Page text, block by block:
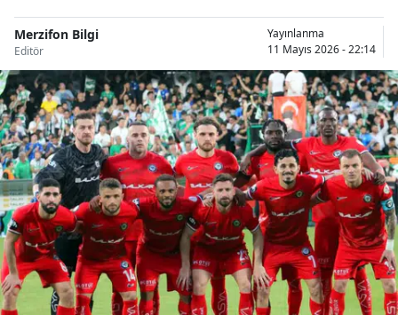
Merzifon Bilgi
Editör
Yayınlanma
11 Mayıs 2026 - 22:14